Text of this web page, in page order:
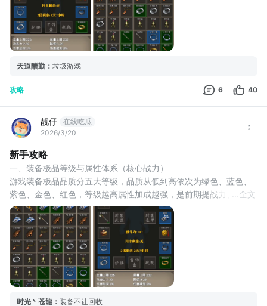
品质梯度加成固定，提升逻辑清晰，各品级基础属性加成如下：
- 绿色：无额外加成，为初始基础属性值
- 蓝色：基础属性提升10%
- 紫色：基础属性提升
天道酬勤 ： 垃圾游戏
攻略 6 40
靓仔
在线吃瓜
2026/3/20
新手攻略
一、装备极品等级与属性体系（核心战力）
游戏装备极品品质分五大等级，品质从低到高依次为绿色、蓝色、
紫色、金色、红色，等级越高属性加成越强，是前期提战力、提刷
怪效率的核心，新手捡到装备直接按品质替换，高品级优先穿戴，
无需犹豫。
（一）基础属性加成规则
品质梯度加成固定，提升逻辑清晰，各品级基础属性加成如下：
- 绿色：无额外加成，为初始基础属性值
- 蓝色：基础属性提升10%
- 紫色：
全文
时光丶苍龍 ： 装备不让回收